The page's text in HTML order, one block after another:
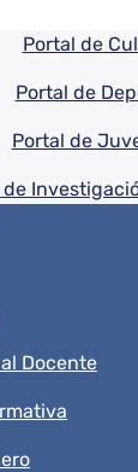
Portal de
Portal de
Portal de
Docente